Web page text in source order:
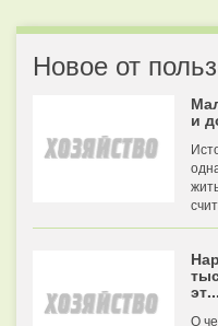
Новое от
и
эт...
О